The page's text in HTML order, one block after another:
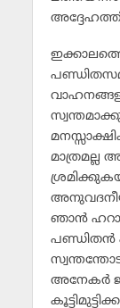
മാത്രമല്ല
ഞാന്‍
പണ്ഡിതന്‍
അനേകര്‍